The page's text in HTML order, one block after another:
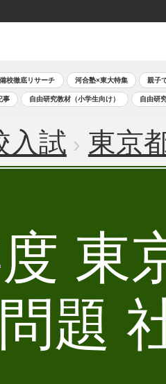
校徹底リサーチ 河合塾×東大特集 親子
事 自由研究教材（小学生向け） 自由研
入試 東京
東
問題